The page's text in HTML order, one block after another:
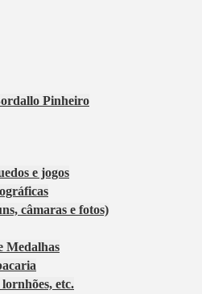
Pinheiro
e jogos
câmaras e fotos)
Medalhas
etc.